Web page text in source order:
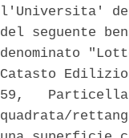
l'Universita'
del seguente
denominato
Catasto Edilizio
59,
quadrata/